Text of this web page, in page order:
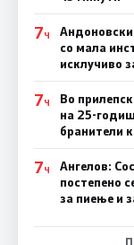
7Ч
со мала
исклучиво
7Ч
Во
на 25-
бранители
7Ч
Ангелов:
постепено
за пиење и